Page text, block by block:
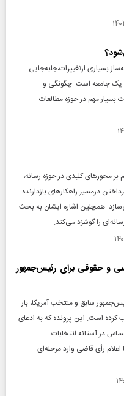
بسیاری ازتغییرات،جابه‌جایی
یک جامعه است. چگونگی و
بسیار مهم در حوزه مطالعات
بر محورهای کلیدی در حوزه رسانه،
درمسیر راهکارهای بازدارنده
همچنین اشاره ایشان به بحث
را گوشزد می‌کند.
و حقوقی برای رئیس‌جمهور
سابق و منتخب آمریکا، بار
کرده است. این پرونده که به ادعای
در آستانه انتخابات
با اعلام رأی قاضی وارد مرحله‌ای